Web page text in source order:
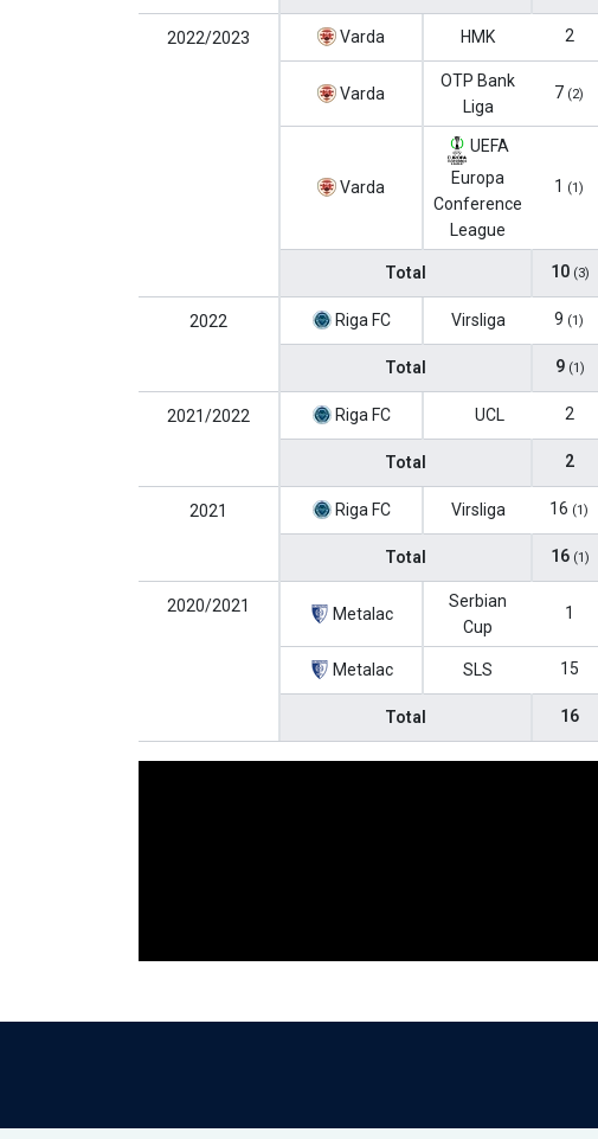
2022/2023 Varda HMK 2
Varda
OTP Bank
Liga
7 (2)
Varda
UEFA
Europa
Conference
League
1 (1)
Total 10 (3)
2022 Riga FC Virsliga 9 (1)
Total 9 (1)
2021/2022 Riga FC UCL 2
Total 2
2021 Riga FC Virsliga 16 (1)
Total 16 (1)
2020/2021 Metalac
Serbian
Cup
1
Metalac SLS 15
Total 16